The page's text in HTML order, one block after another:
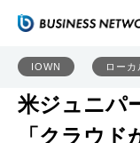
IOWN ローカ
米ジュニパ
「クラウド